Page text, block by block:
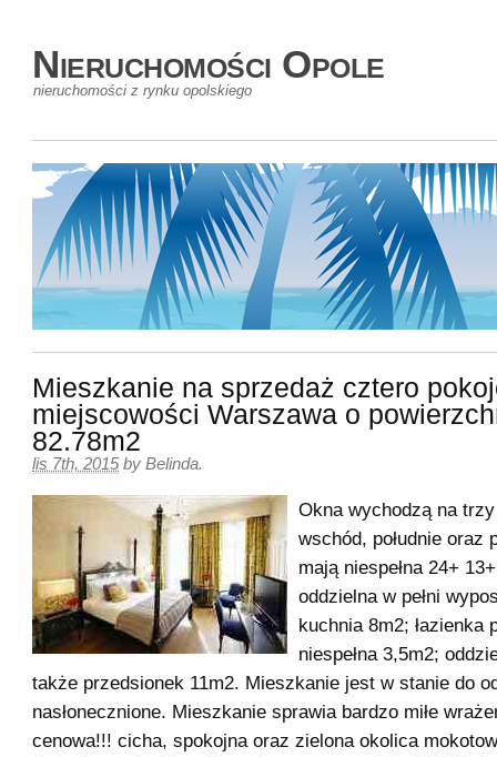
Nieruchomości Opole
nieruchomości z rynku opolskiego
Mieszkanie na sprzedaż cztero
miejscowości Warszawa o
82.78m2
lis 7th, 2015 by Belinda.
Okna wychodzą na
wschód, południe oraz
mają niespełna 24+
oddzielna w pełni
kuchnia 8m2; łazienka
niespełna 3,5m2;
także przedsionek 11m2. Mieszkanie jest w stanie do
nasłonecznione. Mieszkanie sprawia bardzo miłe
cenowa!!! cicha, spokojna oraz zielona okolica